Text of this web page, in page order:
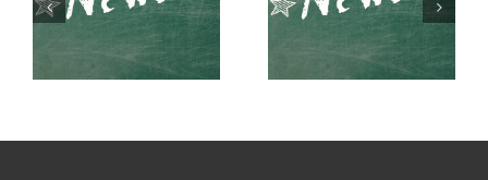
Entrepreneure an
Schulen ausbilden,
geht das wirklich?
Klare Haltung gegen
Rechtsextremismus